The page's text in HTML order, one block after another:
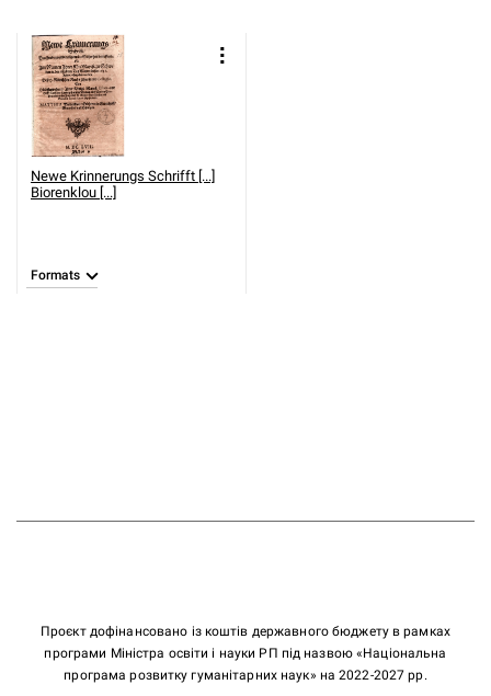
Newe Krinnerungs Schrifft [...]
Biorenklou [...]
Formats
Проєкт дофінансовано із коштів державного бюджету в рамках
програми Міністра освіти і науки РП під назвою «Національна
програма розвитку гуманітарних наук» на 2022-2027 рр.